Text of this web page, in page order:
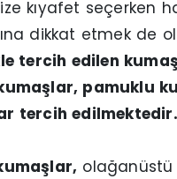
kıyafet seçerken
dikkat etmek de
tercih edilen
pamuklu
tercih edilmektedir.